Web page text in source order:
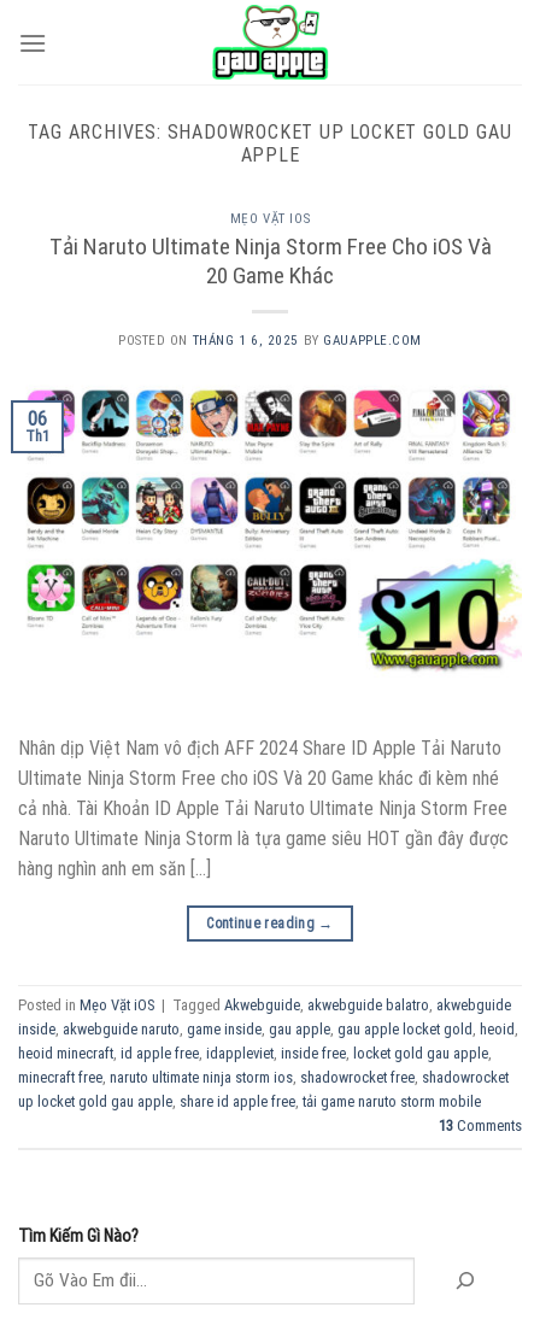
TAG ARCHIVES: SHADOWROCKET UP LOCKET GOLD GAU
APPLE
MẸO VẶT IOS
Tải Naruto Ultimate Ninja Storm Free Cho iOS Và
20 Game Khác
POSTED ON THÁNG 1 6, 2025 BY GAUAPPLE.COM
06
Th1
Nhân dịp Việt Nam vô địch AFF 2024 Share ID Apple Tải Naruto
Ultimate Ninja Storm Free cho iOS Và 20 Game khác đi kèm nhé
cả nhà. Tài Khoản ID Apple Tải Naruto Ultimate Ninja Storm Free
Naruto Ultimate Ninja Storm là tựa game siêu HOT gần đây được
hàng nghìn anh em săn […]
Continue reading →
Posted in Mẹo Vặt iOS | Tagged Akwebguide, akwebguide balatro, akwebguide
inside, akwebguide naruto, game inside, gau apple, gau apple locket gold , heoid ,
heoid minecraft, id apple free, idappleviet, inside free, locket gold gau apple,
minecraft free, naruto ultimate ninja storm ios, shadowrocket free, shadowrocket
up locket gold gau apple, share id apple free,tải game naruto storm mobile
13 Comments
Tìm Kiếm Gì Nào?